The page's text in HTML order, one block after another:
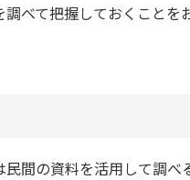
べて把握しておくことを
間の資料を活用して調べ